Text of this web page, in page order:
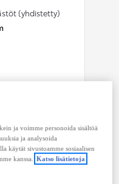
(yhdistetty)
ja voimme personoida sisältöä
ja analysoida
käytät sivustoamme sosiaalisen
kanssa.
Katso lisätietoja